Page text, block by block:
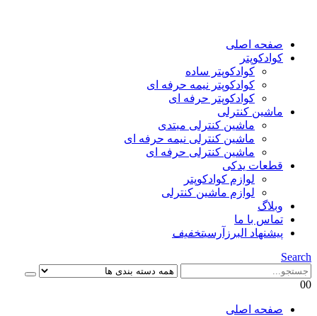
صفحه اصلی
کوادکوپتر
کوادکوپتر ساده
کوادکوپتر نیمه حرفه ای
کوادکوپتر حرفه ای
ماشین کنترلی
ماشین کنترلی مبتدی
ماشین کنترلی نیمه حرفه ای
ماشین کنترلی حرفه ای
قطعات یدکی
لوازم کوادکوپتر
لوازم ماشین کنترلی
وبلاگ
تماس با ما
پیشنهاد البرزآرسیتخفیف
Search
00
صفحه اصلی